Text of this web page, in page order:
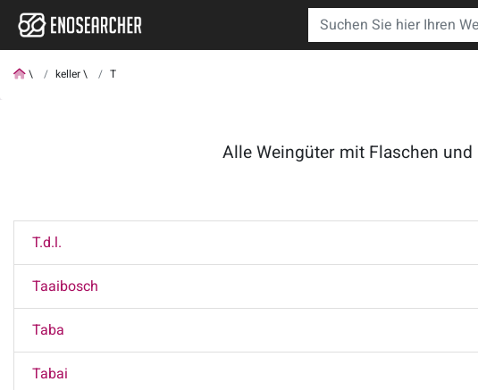
keller T
Alle Weingüter mit Flaschen
T.d.l.
Taaibosch
Taba
Tabai